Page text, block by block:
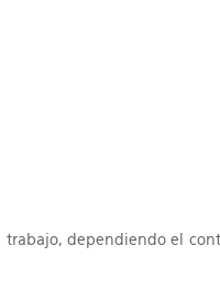
dependiendo el